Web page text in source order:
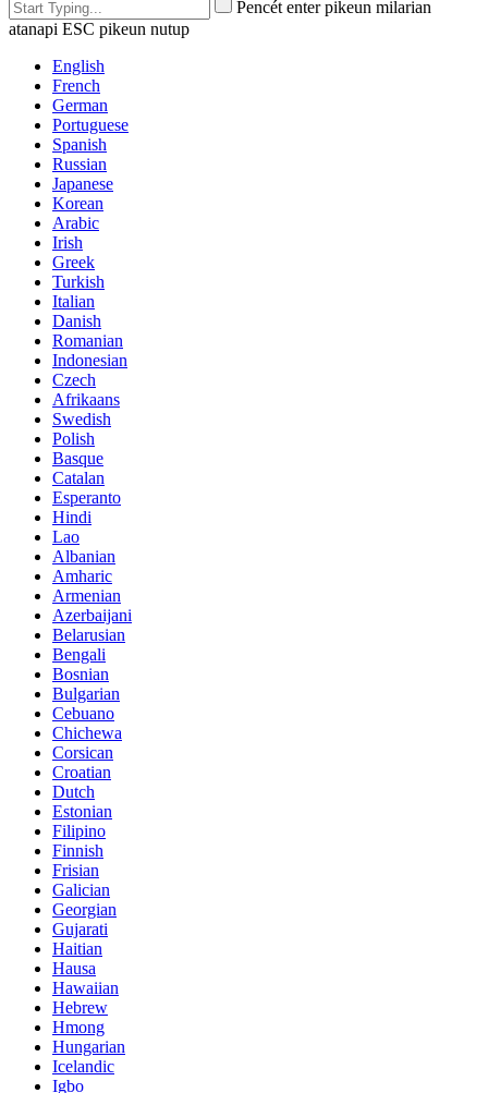
Pencét enter pikeun milarian
atanapi ESC pikeun nutup
English
French
German
Portuguese
Spanish
Russian
Japanese
Korean
Arabic
Irish
Greek
Turkish
Italian
Danish
Romanian
Indonesian
Czech
Afrikaans
Swedish
Polish
Basque
Catalan
Esperanto
Hindi
Lao
Albanian
Amharic
Armenian
Azerbaijani
Belarusian
Bengali
Bosnian
Bulgarian
Cebuano
Chichewa
Corsican
Croatian
Dutch
Estonian
Filipino
Finnish
Frisian
Galician
Georgian
Gujarati
Haitian
Hausa
Hawaiian
Hebrew
Hmong
Hungarian
Icelandic
Igbo